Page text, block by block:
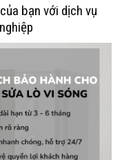
bạn với dịch vụ